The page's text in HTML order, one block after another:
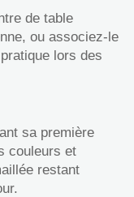
de table
ou associez-le
lors des
sa première
couleurs et
restant